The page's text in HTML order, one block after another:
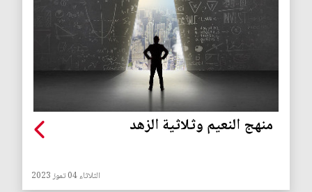
منهج النعيم وثلاثية الزهد
الثلاثاء 04 تموز 2023